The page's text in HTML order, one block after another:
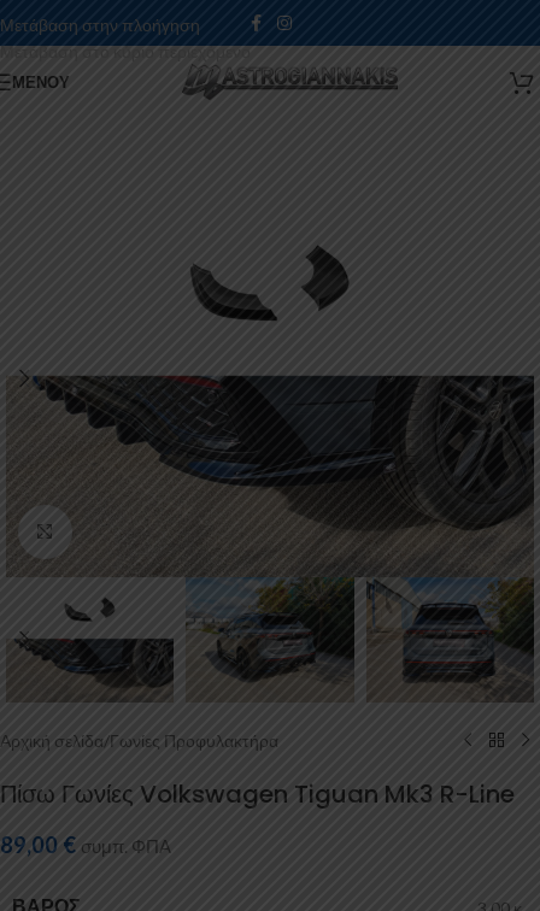
Μετάβαση στην πλοήγηση
Μετάβαση στο κύριο περιεχόμενο
ΜΕΝΟΎ
Κάντε κλικ για μεγέθυνση
Αρχική σελίδα/Γωνίες Προφυλακτήρα
Πίσω Γωνίες Volkswagen Tiguan Mk3 R-Line
89,00 € συμπ. ΦΠΑ